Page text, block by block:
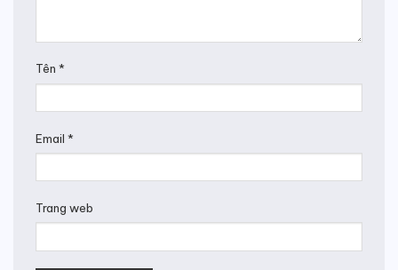
Tên *
Email *
Trang web